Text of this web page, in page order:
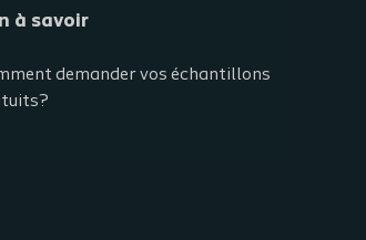
à savoir
demander vos échantillons